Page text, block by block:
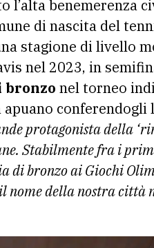
l’alta benemerenza
di nascita del
stagione di livello
nel 2023, in
bronzo nel torneo
conferendogli
protagonista della
Stabilmente fra i
di bronzo ai Giochi
nome della nostra città